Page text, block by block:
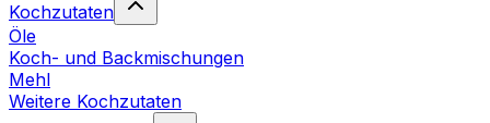
Kochzutaten
Öle
Koch- und Backmischungen
Mehl
Weitere Kochzutaten